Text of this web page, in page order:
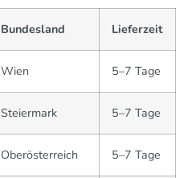
Bundesland Lieferzeit
Wien 5–7 Tage
Steiermark 5–7 Tage
Oberösterreich 5–7 Tage